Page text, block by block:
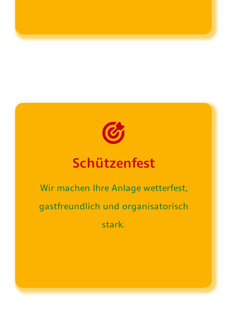
Schützenfest
Wir machen Ihre Anlage wetterfest,
gastfreundlich und organisatorisch
stark.